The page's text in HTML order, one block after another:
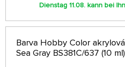
Dienstag 11.08. kann bei
Barva Hobby Color
Sea Gray BS381C/637 (10 ml)